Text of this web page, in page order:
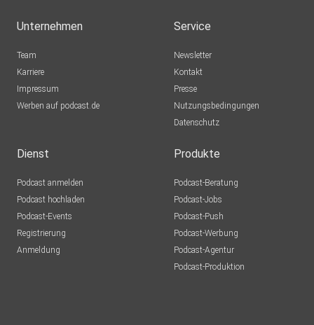
Unternehmen
Team
Karriere
Impressum
Werben auf podcast.de
Service
Newsletter
Kontakt
Presse
Nutzungsbedingungen
Datenschutz
Dienst
Podcast anmelden
Podcast hochladen
Podcast-Events
Registrierung
Anmeldung
Produkte
Podcast-Beratung
Podcast-Jobs
Podcast-Push
Podcast-Werbung
Podcast-Agentur
Podcast-Produktion